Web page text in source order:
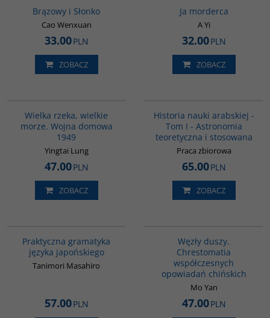
Brązowy i Słonko
Cao Wenxuan
33.00PLN
ZOBACZ
Ja morderca
A Yi
32.00PLN
ZOBACZ
Wielka rzeka, wielkie
morze. Wojna domowa
1949
Yingtai Lung
47.00PLN
ZOBACZ
Historia nauki arabskiej -
Tom I - Astronomia
teoretyczna i stosowana
Praca zbiorowa
65.00PLN
ZOBACZ
Praktyczna gramatyka
języka japońskiego
Tanimori Masahiro
57.00PLN
Węzły duszy.
Chrestomatia
współczesnych
opowiadań chińskich
Mo Yan
47.00PLN